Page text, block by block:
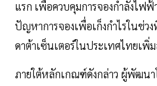
แรก เพื่อควบคุมการจองกำลังไฟ
ปัญหาการจองเพื่อเก็งกำไรในช่ว
ดาต้าเซ็นเตอร์ในประเทศไทยเพิ่ม
ภายใต้หลักเกณฑ์ดังกล่าว ผู้พัฒนา